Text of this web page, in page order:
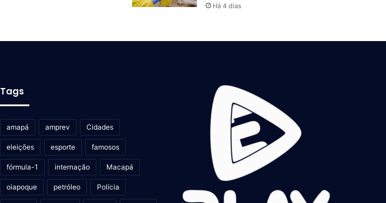
Há 4 dias
Tags
amapá amprev Cidades
eleições esporte famosos
fórmula-1 internação Macapá
oiapoque petróleo Polícia